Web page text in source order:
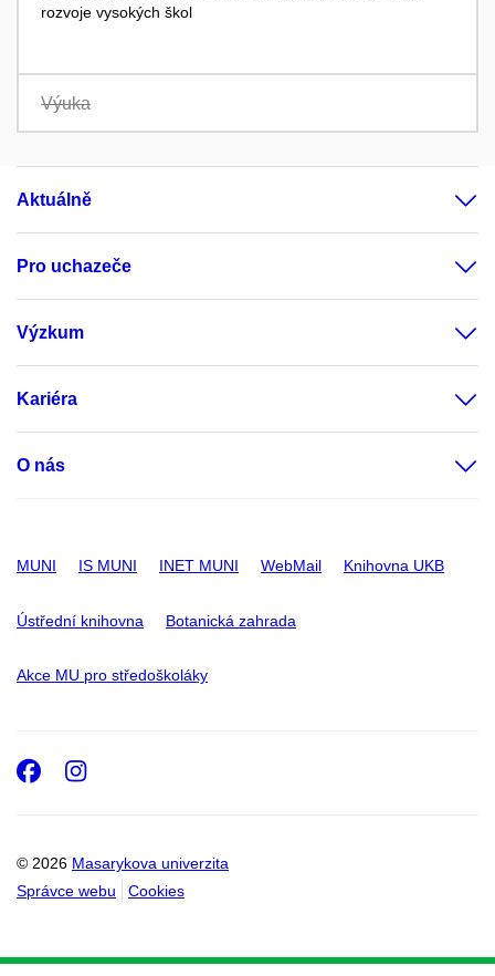
rozvoje vysokých škol
Výuka
Aktuálně
Pro uchazeče
Výzkum
Kariéra
O nás
MUNI IS MUNI INET MUNI WebMail Knihovna UKB
Ústřední knihovna Botanická zahrada
Akce MU pro středoškoláky
© 2026 Masarykova univerzita
Správce webu
Cookies
Facebook
Instagram